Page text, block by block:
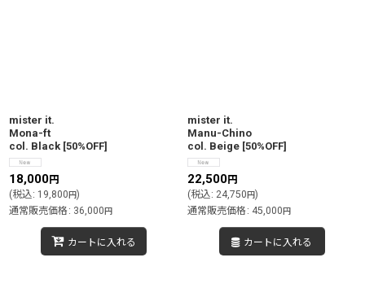
mister it.
Mona-ft
col. Black [50%OFF]
18,000円
(税込: 19,800円)
通常販売価格 : 36,000円
カートに入れる
mister it.
Manu-Chino
col. Beige [50%OFF]
22,500円
(税込: 24,750円)
通常販売価格 : 45,000円
カートに入れる